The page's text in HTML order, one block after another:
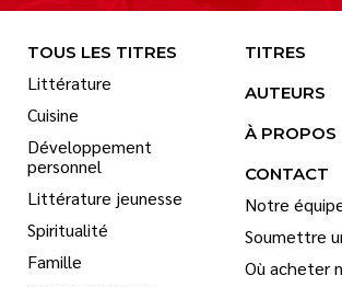
TOUS LES TITRES
Littérature
Cuisine
Développement
personnel
Littérature jeunesse
Spiritualité
Famille
TITRES
AUTEURS
À PROPOS
CONTACT
Notre
Soumettre
Où acheter